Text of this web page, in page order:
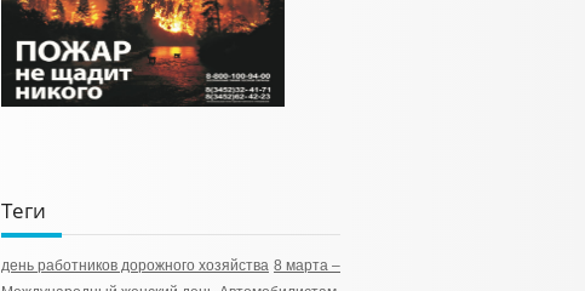
Теги
день работников дорожного хозяйства 8 марта –